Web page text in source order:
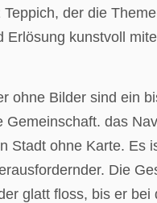
Teppich, der die
Erlösung kunstvoll
ohne Bilder sind ein
Gemeinschaft. das
Stadt ohne Karte. Es
Die
glatt floss, bis er bei